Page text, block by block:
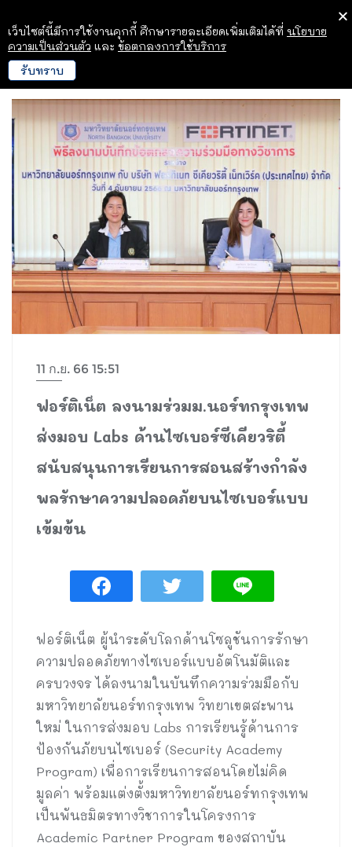
11 ก.ย. 66 15:51
ฟอร์ติเน็ต ลงนามร่วมม.นอร์ทกรุงเทพ
ส่งมอบ Labs ด้านไซเบอร์ซีเคียวริตี้
สนับสนุนการเรียนการสอนสร้างกำลัง
พลรักษาความปลอดภัยบนไซเบอร์แบบ
เข้มข้น
ฟอร์ติเน็ต ผู้นำระดับโลกด้านโซลูชันการรักษา
ความปลอดภัยทางไซเบอร์แบบอัตโนมัติและ
ครบวงจร ได้ลงนามในบันทึกความร่วมมือกับ
มหาวิทยาลัยนอร์ทกรุงเทพ วิทยาเขตสะพาน
ใหม่ ในการส่งมอบ Labs การเรียนรู้ด้านการ
ป้องกันภัยบนไซเบอร์ (Security Academy
Program) เพื่อการเรียนการสอนโดยไม่คิด
มูลค่า พร้อมแต่งตั้งมหาวิทยาลัยนอร์ทกรุงเทพ
เป็นพันธมิตรทางวิชาการในโครงการ
Academic Partner Program ของสถาบัน
เว็บไซต์นี้มีการใช้งานคุกกี้ ศึกษารายละเอียดเพิ่มเติมได้ที่ นโยบาย
ความเป็นส่วนตัว และ ข้อตกลงการใช้บริการ
รับทราบ